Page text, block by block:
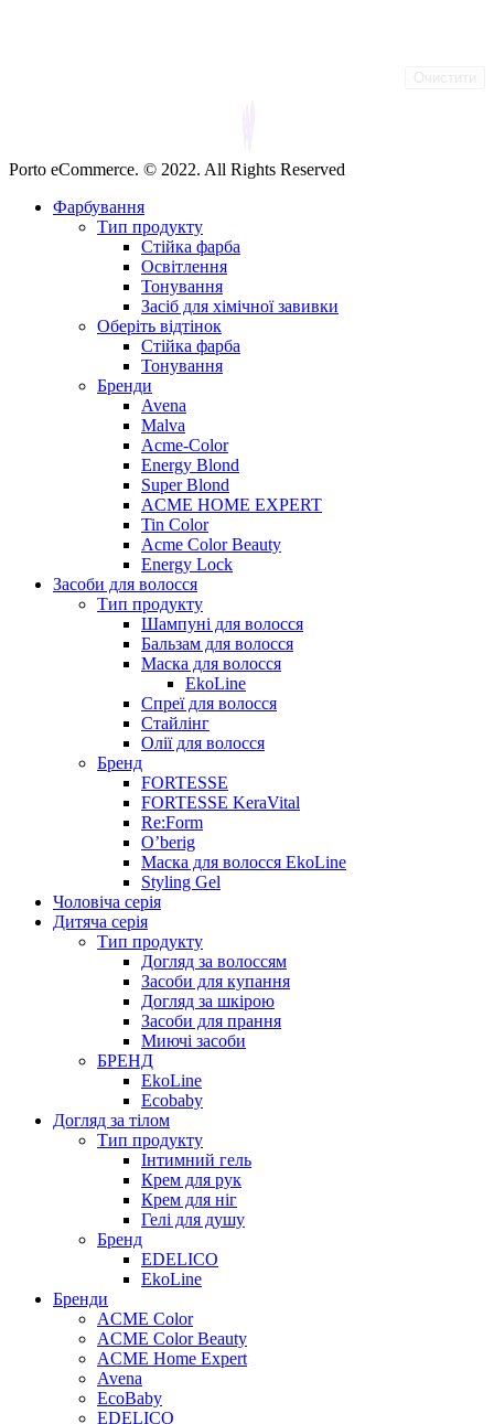
Porto eCommerce. © 2022. All Rights Reserved
Фарбування
Тип продукту
Стійка фарба
Освітлення
Тонування
Засіб для хімічної завивки
Оберіть відтінок
Стійка фарба
Тонування
Бренди
Avena
Malva
Acme-Color
Energy Blond
Super Blond
ACME HOME EXPERT
Tin Color
Acme Color Beauty
Energy Lock
Засоби для волосся
Тип продукту
Шампуні для волосся
Бальзам для волосся
Маска для волосся
EkoLine
Спреї для волосся
Стайлінг
Олії для волосся
Бренд
FORTESSE
FORTESSE KeraVital
Re:Form
O’berig
Маска для волосся EkoLine
Styling Gel
Чоловіча серія
Дитяча серія
Тип продукту
Догляд за волоссям
Засоби для купання
Догляд за шкірою
Засоби для прання
Миючі засоби
БРЕНД
EkoLine
Ecobaby
Догляд за тілом
Тип продукту
Інтимний гель
Крем для рук
Крем для ніг
Гелі для душу
Бренд
EDELICO
EkoLine
Бренди
ACME Color
ACME Color Beauty
ACME Home Expert
Avena
EcoBaby
EDELICO